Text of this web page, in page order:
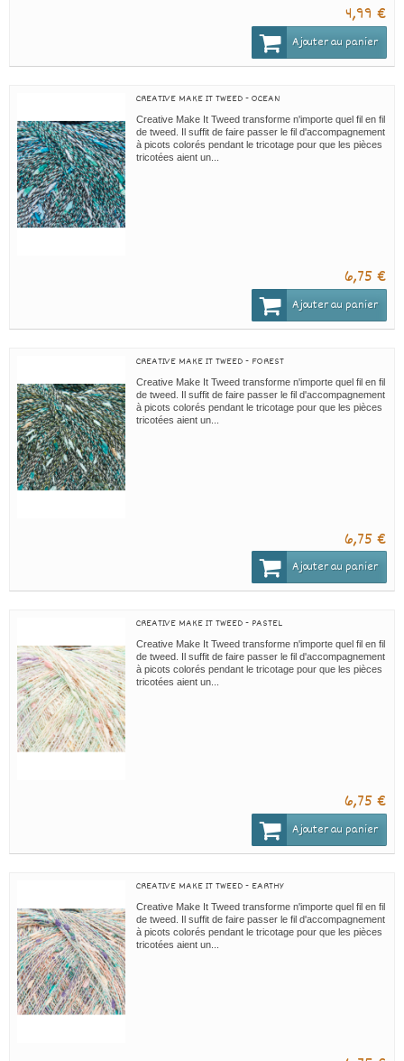
4,99 €
Ajouter au panier
CREATIVE MAKE IT TWEED - OCEAN
Creative Make It Tweed transforme n'importe quel fil en fil
de tweed. Il suffit de faire passer le fil d'accompagnement
à picots colorés pendant le tricotage pour que les pièces
tricotées aient un...
6,75 €
Ajouter au panier
CREATIVE MAKE IT TWEED - FOREST
Creative Make It Tweed transforme n'importe quel fil en fil
de tweed. Il suffit de faire passer le fil d'accompagnement
à picots colorés pendant le tricotage pour que les pièces
tricotées aient un...
6,75 €
Ajouter au panier
CREATIVE MAKE IT TWEED - PASTEL
Creative Make It Tweed transforme n'importe quel fil en fil
de tweed. Il suffit de faire passer le fil d'accompagnement
à picots colorés pendant le tricotage pour que les pièces
tricotées aient un...
6,75 €
Ajouter au panier
CREATIVE MAKE IT TWEED - EARTHY
Creative Make It Tweed transforme n'importe quel fil en fil
de tweed. Il suffit de faire passer le fil d'accompagnement
à picots colorés pendant le tricotage pour que les pièces
tricotées aient un...